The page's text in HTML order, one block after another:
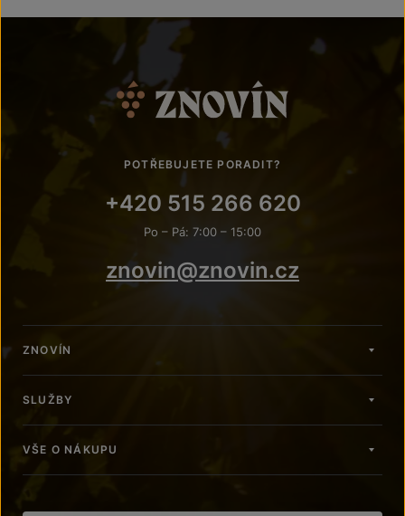
POTŘEBUJETE PORADIT?
+420 515 266 620
Po – Pá: 7:00 – 15:00
znovin@znovin.cz
ZNOVÍN
SLUŽBY
VŠE O NÁKUPU